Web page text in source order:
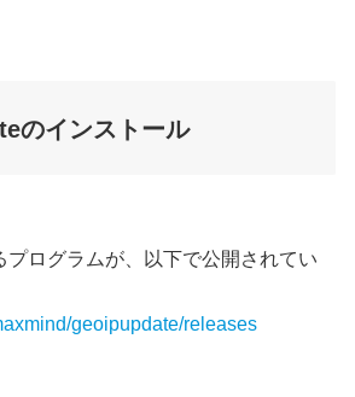
のインストール
プログラムが、以下で公開されてい
geoipupdate/releases